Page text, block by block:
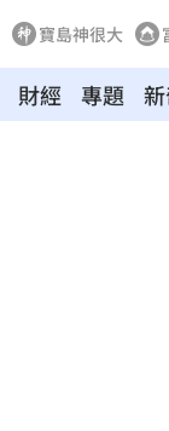
寶島神很大
財經 專題